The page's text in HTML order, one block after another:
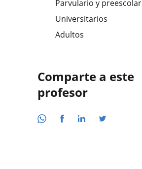
Parvulario y preescolar
Universitarios
Adultos
Comparte a este
profesor